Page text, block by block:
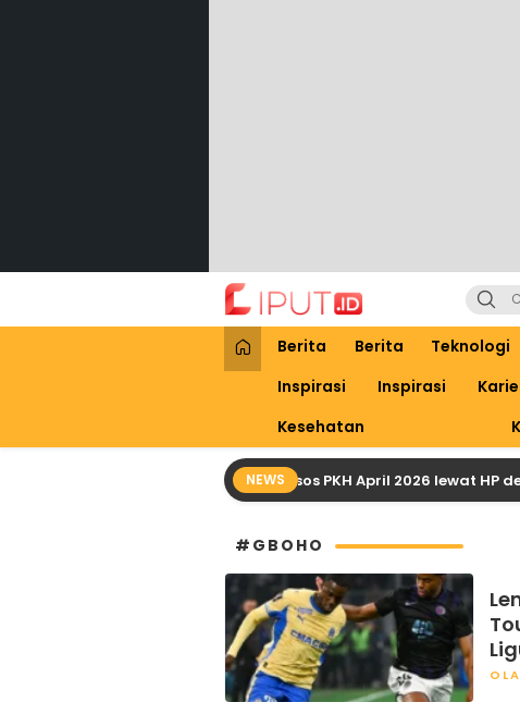
Liput
Liputan Digital
Berita Berita Teknologi
Inspirasi
Inspirasi
Kesehatan
NEWS
Cara Praktis Cek Bansos PKH April 2026 lewat HP
#GBOHO